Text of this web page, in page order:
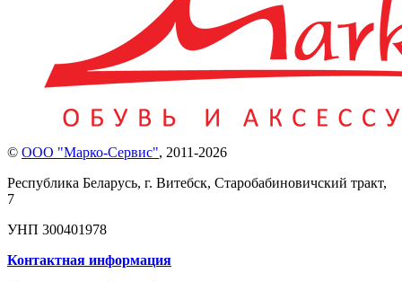
© ООО "Марко-Сервис", 2011-2026
Республика Беларусь, г. Витебск, Старобабиновичский тракт,
7
УНП 300401978
Контактная информация